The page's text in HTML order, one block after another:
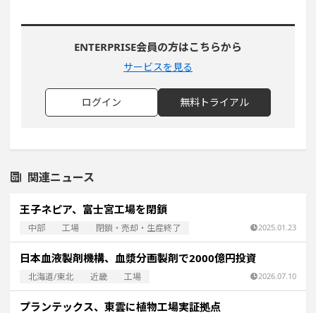
ENTERPRISE会員の方はこちらから
サービスを見る
ログイン 無料トライアル
関連ニュース
王子ネピア、富士宮工場を閉鎖
中部 工場 閉鎖・売却・生産終了 2025.01.23
日本血液製剤機構、血漿分画製剤で2000億円投資
北海道/東北 近畿 工場 2026.07.10
プランテックス、東雲に植物工場実証拠点